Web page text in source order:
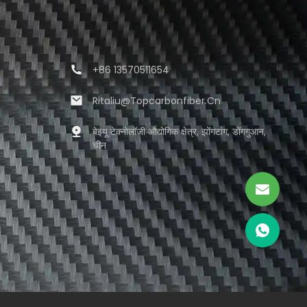
+86 13570511654
Ritaliu@topcarbonfiber.cn
बेइयू टेक्नोलॉजी औद्योगिक क्षेत्र, झोंगटांग, डोंगगुआन,
चीन